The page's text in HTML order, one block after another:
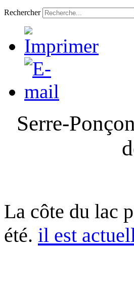
Rechercher
Serre-
La côte du lac
été. il est